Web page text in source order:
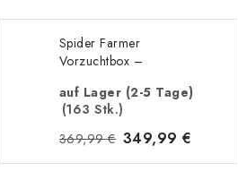
Spider Farmer
Vorzuchtbox –
auf Lager (2-5 Tage)
(163 Stk.)
369,99 € 349,99 €